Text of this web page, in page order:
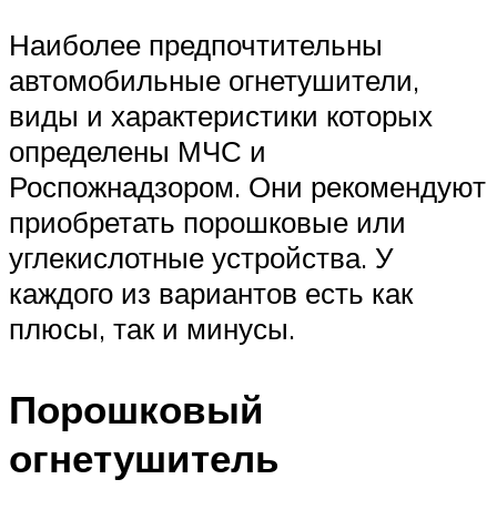
Наиболее предпочтительны
автомобильные огнетушители,
виды и характеристики которых
определены МЧС и
Роспожнадзором. Они рекомендуют
приобретать порошковые или
углекислотные устройства. У
каждого из вариантов есть как
плюсы, так и минусы.
Порошковый
огнетушитель